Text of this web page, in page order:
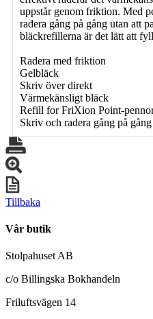
uppstår genom friktion. Med
radera gång på gång utan att
bläckrefillerna är det lätt att
Radera med friktion
Gelbläck
Skriv över direkt
Värmekänsligt bläck
Refill for FriXion Point-
Skriv och radera gång på
Tillbaka
Vår butik
Stolpahuset AB
c/o Billingska Bokhandeln
Friluftsvägen 14